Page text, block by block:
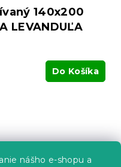
nášho e-shopu a
140x200
LEVANDUĽA
Do Košíka